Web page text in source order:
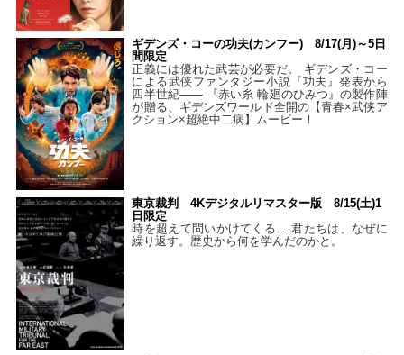
ギデンズ・コーの功夫(カンフー) 8/17(月)～5日
間限定
正義には優れた武芸が必要だ。 ギデンズ・コー
による武侠ファンタジー小説『功夫』発表から
四半世紀―― 『赤い糸 輪廻のひみつ』の製作陣
が贈る、ギデンズワールド全開の【青春×武侠ア
クション×超絶中二病】ムービー！
東京裁判 4Kデジタルリマスター版 8/15(土)1
日限定
時を超えて問いかけてくる… 君たちは、なぜに
繰り返す。歴史から何を学んだのかと。